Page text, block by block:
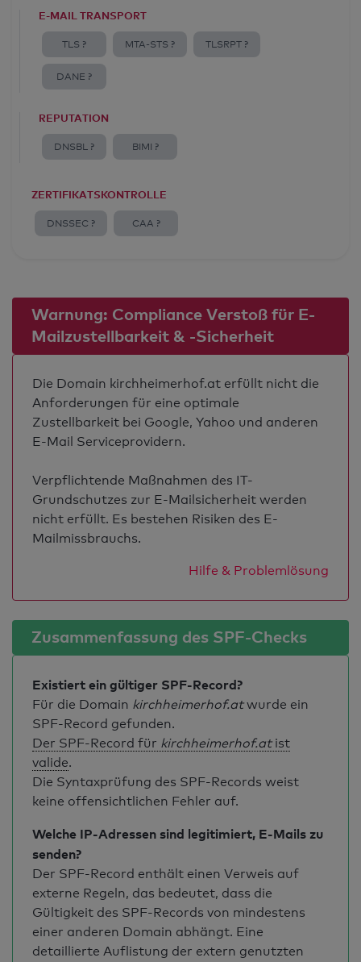
E-MAIL TRANSPORT
TLS ? MTA-STS ? TLSRPT ?
DANE ?
REPUTATION
DNSBL ? BIMI ?
ZERTIFIKATSKONTROLLE
DNSSEC ? CAA ?
Warnung: Compliance Verstoß für E-
Mailzustellbarkeit & -Sicherheit
Die Domain kirchheimerhof.at erfüllt nicht die
Anforderungen für eine optimale
Zustellbarkeit bei Google, Yahoo und anderen
E-Mail Serviceprovidern.
Verpflichtende Maßnahmen des IT-
Grundschutzes zur E-Mailsicherheit werden
nicht erfüllt. Es bestehen Risiken des E-
Mailmissbrauchs.
Hilfe & Problemlösung
Zusammenfassung des SPF-Checks
Existiert ein gültiger SPF-Record?
Für die Domain kirchheimerhof.atwurde ein
SPF-Record gefunden.
Der SPF-Record für kirchheimerhof.atist
valide.
Die Syntaxprüfung des SPF-Records weist
keine offensichtlichen Fehler auf.
Welche IP-Adressen sind legitimiert, E-Mails zu
senden?
Der SPF-Record enthält einen Verweis auf
externe Regeln, das bedeutet, dass die
Gültigkeit des SPF-Records von mindestens
einer anderen Domain abhängt. Eine
detaillierte Auflistung der extern genutzten